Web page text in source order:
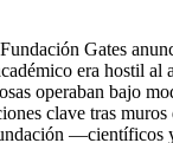
Gates
era hostil al
operaban bajo
clave tras muros
—científicos